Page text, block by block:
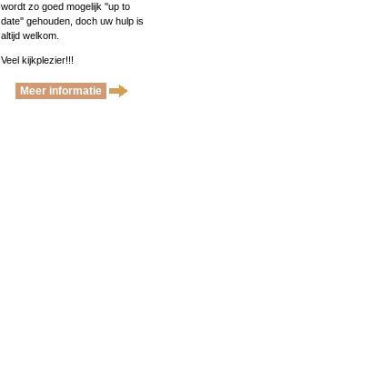
wordt zo goed mogelijk ''up to
date'' gehouden, doch uw hulp is
altijd welkom.
Veel kijkplezier!!!
Meer informatie